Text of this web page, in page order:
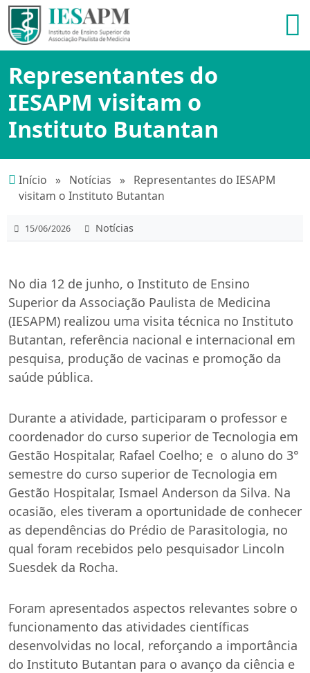
Representantes do
IESAPM visitam o
Instituto Butantan
Início » Notícias » Representantes do IESAPM
visitam o Instituto Butantan
15/06/2026 Notícias
No dia 12 de junho, o Instituto de Ensino
Superior da Associação Paulista de Medicina
(IESAPM) realizou uma visita técnica no Instituto
Butantan, referência nacional e internacional em
pesquisa, produção de vacinas e promoção da
saúde pública.
Durante a atividade, participaram o professor e
coordenador do curso superior de Tecnologia em
Gestão Hospitalar, Rafael Coelho; e o aluno do 3°
semestre do curso superior de Tecnologia em
Gestão Hospitalar, Ismael Anderson da Silva. Na
ocasião, eles tiveram a oportunidade de conhecer
as dependências do Prédio de Parasitologia, no
qual foram recebidos pelo pesquisador Lincoln
Suesdek da Rocha.
Foram apresentados aspectos relevantes sobre o
funcionamento das atividades científicas
desenvolvidas no local, reforçando a importância
do Instituto Butantan para o avanço da ciência e